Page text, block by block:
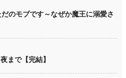
のモブです～なぜか魔王に溺愛さ
まで【完結】